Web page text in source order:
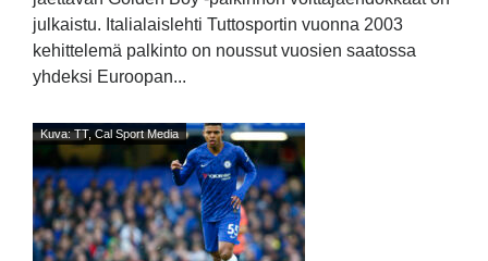
julkaistu. Italialaislehti Tuttosportin vuonna 2003
kehittelemä palkinto on noussut vuosien saatossa
yhdeksi Euroopan...
Kuva: TT, Cal Sport Media